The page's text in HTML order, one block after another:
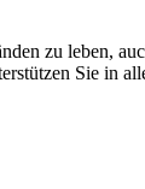
zu leben,
Sie in